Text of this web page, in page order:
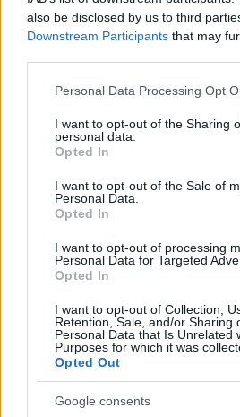
also be disclosed by us to third
Downstream Participants that may
Please note that this website/app
not limited to your visit or usage
grant or deny consent to Google and
use your data for below specified
consent section.
Personal Data Processing Opt
I want to opt-out of the Sharing
personal data.
Opted In
I want to opt-out of the Sale of
Personal Data.
Opted In
I want to opt-out of processing
Personal Data for Targeted
Opted In
I want to opt-out of Collection,
Retention, Sale, and/or Sharing
Personal Data that Is Unrelated
Purposes for which it was
Opted Out
Google consents
Mondiale a 64 squadre: impatti su
rotazioni
CAMPIONATI E COMPETIZIONI
Champions League e Europa
squadre italiane
Ilaria Mauri · 9 Ago 2026